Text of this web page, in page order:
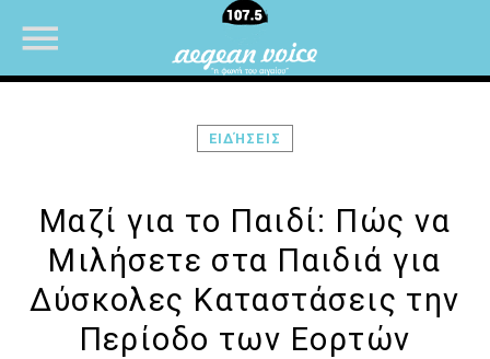
UPCOMING SHOWS
ΜΟΥΣΙΚΗ
ΕΙΔΉΣΕΙΣ
Μαζί για το Παιδί: Πώς να
Μιλήσετε στα Παιδιά για
Δύσκολες Καταστάσεις την
Περίοδο των Εορτών